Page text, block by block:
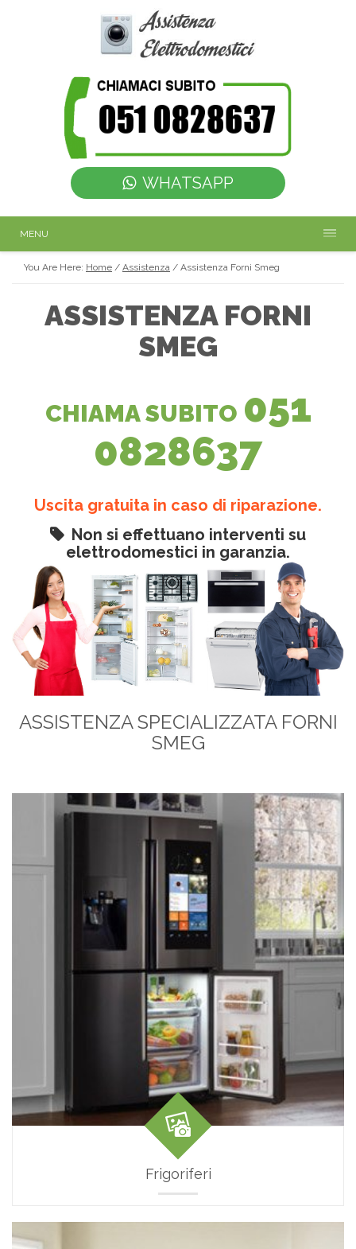
WHATSAPP
MENU
You Are Here: Home / Assistenza / Assistenza Forni Smeg
ASSISTENZA FORNI
SMEG
CHIAMA SUBITO 051
0828637
Uscita gratuita in caso di riparazione.
Non si effettuano interventi su
elettrodomestici in garanzia.
ASSISTENZA SPECIALIZZATA FORNI
SMEG
Frigoriferi